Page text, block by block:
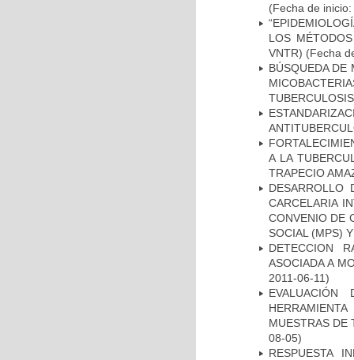
(Fecha de
LOS
VNTR) (Fecha
BÚSQUEDA DE
A LA
TRAPECIO
CARCELARIA
CONVENIO DE
SOCIAL (MPS)
DETECCION
ASOCIADA A
2011-06-11)
MUESTRAS DE
08-05)
RESPUESTA